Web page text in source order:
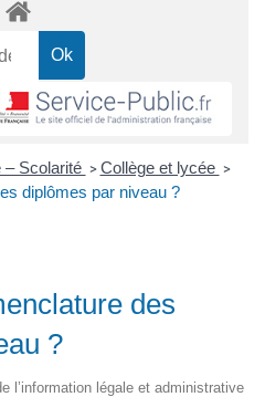
– Scolarité > Collège et lycée >
diplômes par niveau ?
des
?
l’information légale et administrative